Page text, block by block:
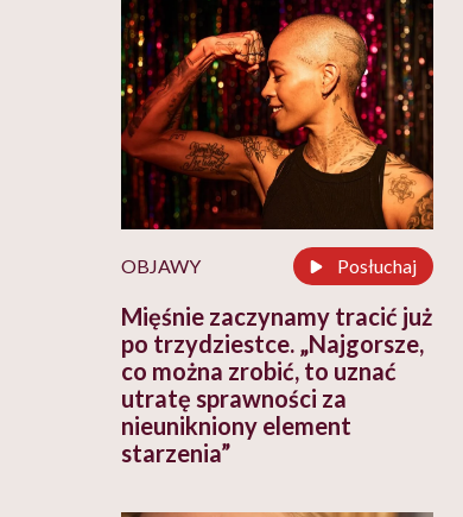
OBJAWY Posłuchaj
Mięśnie zaczynamy tracić już
po trzydziestce. „Najgorsze,
co można zrobić, to uznać
utratę sprawności za
nieunikniony element
starzenia”